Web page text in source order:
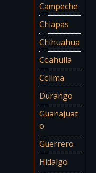
Campeche
Chiapas
Chihuahua
Coahuila
Colima
Durango
Guanajuat
o
Guerrero
Hidalgo